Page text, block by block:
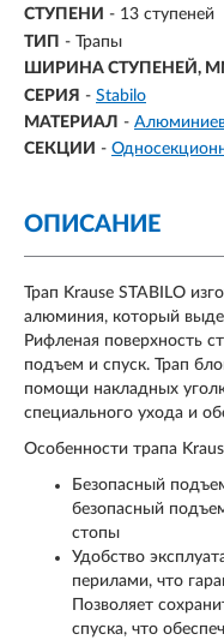
СТУПЕНИ - 13 ступеней
ТИП - Трапы
ШИРИНА СТУПЕНЕЙ,
СЕРИЯ - Stabilo
МАТЕРИАЛ -
СЕКЦИИ -
ОПИСАНИЕ
Трап Krause STABILO
алюминия, который
Рифленая поверхность
подъем и спуск. Трап
помощи накладных
специального ухода и
Особенности трапа
Безопасный
безопасный
стопы
Удобство
перилами, что
Позволяет
спуска, что